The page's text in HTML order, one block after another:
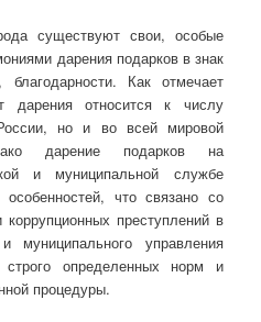
существуют свои, особые
дарения подарков в знак
благодарности. Как отмечает
дарения относится к числу
но и во всей мировой
дарение подарков на
и муниципальной службе
что связано со
преступлений в
муниципального управления
строго определенных норм и
процедуры.